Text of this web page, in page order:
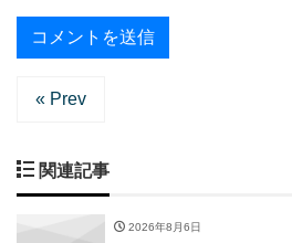
« Prev
関連記事
2026年8月6日